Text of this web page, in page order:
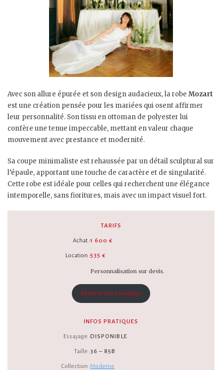
Avec son allure épurée et son design audacieux, la robe Mozart
est une création pensée pour les mariées qui osent affirmer
leur personnalité. Son tissu en ottoman de polyester lui
confère une tenue impeccable, mettant en valeur chaque
mouvement avec prestance et modernité.
Sa coupe minimaliste est rehaussée par un détail sculptural sur
l’épaule, apportant une touche de caractère et de singularité.
Cette robe est idéale pour celles qui recherchent une élégance
intemporelle, sans fioritures, mais avec un impact visuel fort.
TARIFS
Achat :
Location :
1 600 €
535 €
Personnalisation sur devis.
Réserve ton essayage
INFOS PRATIQUES
Essayage :
Taille :
Collection :
DISPONIBLE
36 – 85B
Moderne